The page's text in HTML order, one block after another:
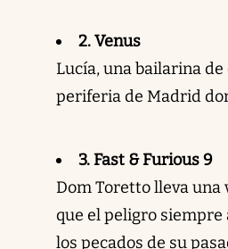
2. Venus
Lucía, una bailarina
periferia de Madrid
3. Fast & Furious 9
Dom Toretto lleva una
que el peligro siempre
los pecados de su